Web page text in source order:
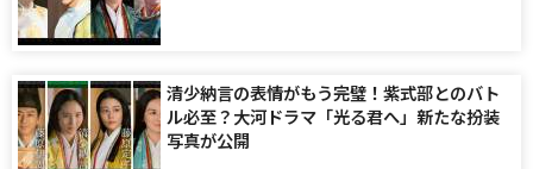
清少納言の表情がもう完璧！紫式部とのバト
ル必至？大河ドラマ「光る君へ」新たな扮装
写真が公開